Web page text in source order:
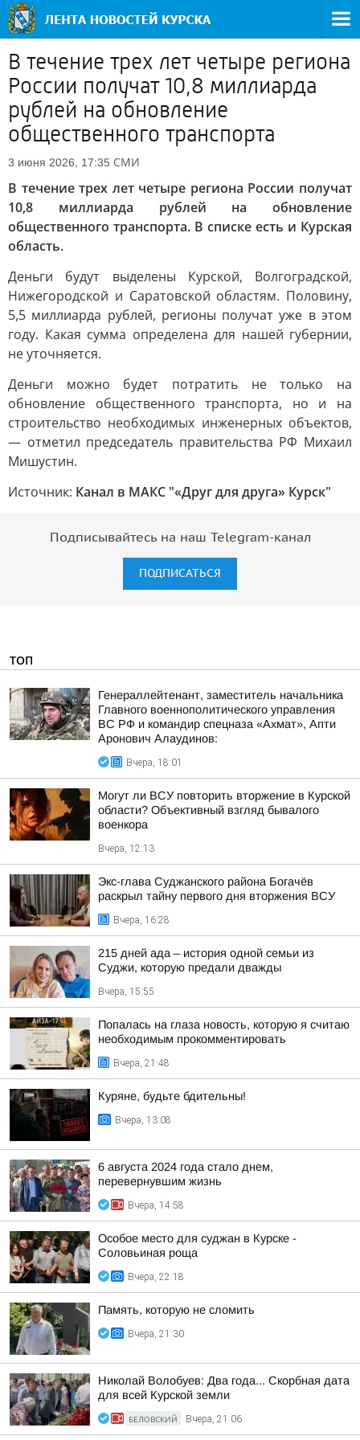
В течение трех лет четыре региона
России получат 10,8 миллиарда
рублей на обновление
общественного транспорта
3 июня 2026, 17:35 СМИ
В течение трех лет четыре региона России получат
10,8 миллиарда рублей на обновление
общественного транспорта. В списке есть и Курская
область.
Деньги будут выделены Курской, Волгоградской,
Нижегородской и Саратовской областям. Половину,
5,5 миллиарда рублей, регионы получат уже в этом
году. Какая сумма определена для нашей губернии,
не уточняется.
Деньги можно будет потратить не только на
обновление общественного транспорта, но и на
строительство необходимых инженерных объектов,
— отметил председатель правительства РФ Михаил
Мишустин.
Источник: Канал в МАКС "«Друг для друга» Курск"
Подписывайтесь на наш Telegram-канал
ПОДПИСАТЬСЯ
ТОП
Генераллейтенант, заместитель начальника
Главного военнополитического управления
ВС РФ и командир спецназа «Ахмат», Апти
Аронович Алаудинов:
Вчера, 18:01
Могут ли ВСУ повторить вторжение в Курской
области? Объективный взгляд бывалого
военкора
Вчера, 12:13
Экс-глава Суджанского района Богачёв
раскрыл тайну первого дня вторжения ВСУ
Вчера, 16:28
215 дней ада – история одной семьи из
Суджи, которую предали дважды
Вчера, 15:55
Попалась на глаза новость, которую я считаю
необходимым прокомментировать
Вчера, 21:48
Куряне, будьте бдительны!
Вчера, 13:08
6 августа 2024 года стало днем,
перевернувшим жизнь
Вчера, 14:58
Особое место для суджан в Курске -
Соловьиная роща
Вчера, 22:18
Память, которую не сломить
Вчера, 21:30
Николай Волобуев: Два года... Скорбная дата
для всей Курской земли
БЕЛОВСКИЙ Вчера, 21:06